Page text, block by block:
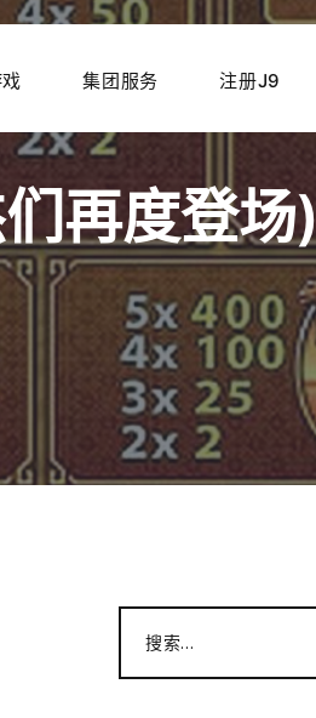
集团服务 注册J9
再度登场)
搜索...